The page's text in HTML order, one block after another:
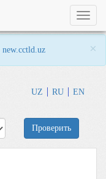
new.cctld.uz ×
UZ RU EN
Toggle
Проверить